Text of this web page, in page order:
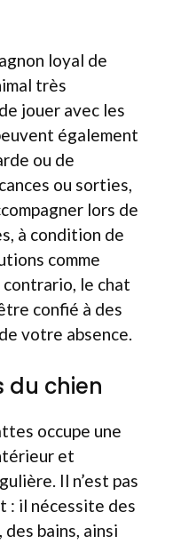
loyal de
très
jouer avec les
également
ou de
ou sorties,
lors de
à condition de
comme
contrario, le chat
confié à des
votre absence.
du chien
occupe une
et
Il n’est pas
: il nécessite des
bains, ainsi